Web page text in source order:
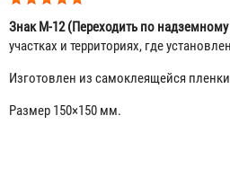
Знак М-12 (Переходить по надземному
участках и территориях, где
Изготовлен из самоклеящейся
Размер 150×150 мм.